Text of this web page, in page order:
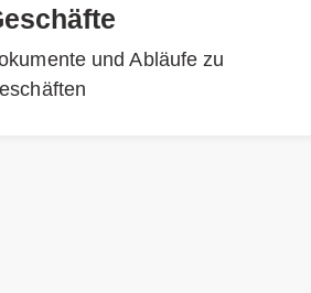
und Abläufe zu